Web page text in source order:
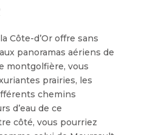
Côte-d’Or offre sans
panoramas aériens de
montgolfière, vous
prairies, les
chemins
d’eau de ce
côté, vous pourriez